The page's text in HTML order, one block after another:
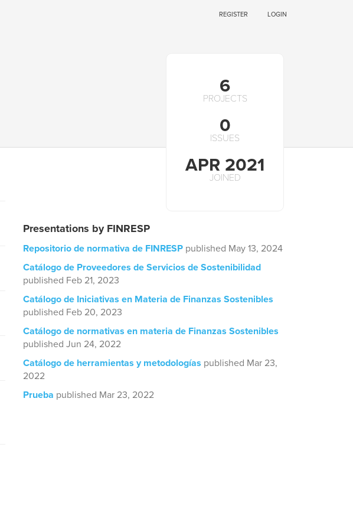
REGISTER LOGIN
6
PROJECTS
0
ISSUES
APR 2021
JOINED
Presentations by FINRESP
Repositorio de normativa de FINRESP published May 13, 2024
Catálogo de Proveedores de Servicios de Sostenibilidad
published Feb 21, 2023
Catálogo de Iniciativas en Materia de Finanzas Sostenibles
published Feb 20, 2023
Catálogo de normativas en materia de Finanzas Sostenibles
published Jun 24, 2022
Catálogo de herramientas y metodologías published Mar 23,
2022
Prueba published Mar 23, 2022